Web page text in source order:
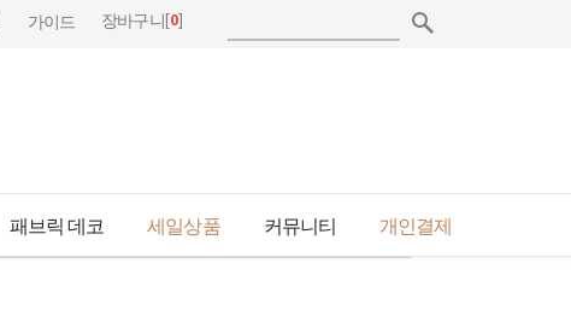
가이드 장바구니[0]
패브릭 데코 세일상품 커뮤니티 개인결제